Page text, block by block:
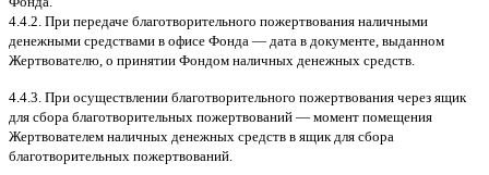
4.4.2. При передаче благотворительного пожертвования наличными
денежными средствами в офисе Фонда — дата в документе выданном
Жертвователю o принятии Фондом наличных денежных средств
4.4.3. При осуществлении благотворительного пожертвования через ящик
для сбора благотворительных пожертвований — момент помещения
Жертвователем наличных денежных средств в ящик для сбора
благотворительных пожертвований